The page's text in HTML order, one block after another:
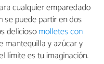
cualquier emparedado
se puede partir en dos
deliciosomolletes con
mantequilla y azúcar y
límite es tu imaginación.